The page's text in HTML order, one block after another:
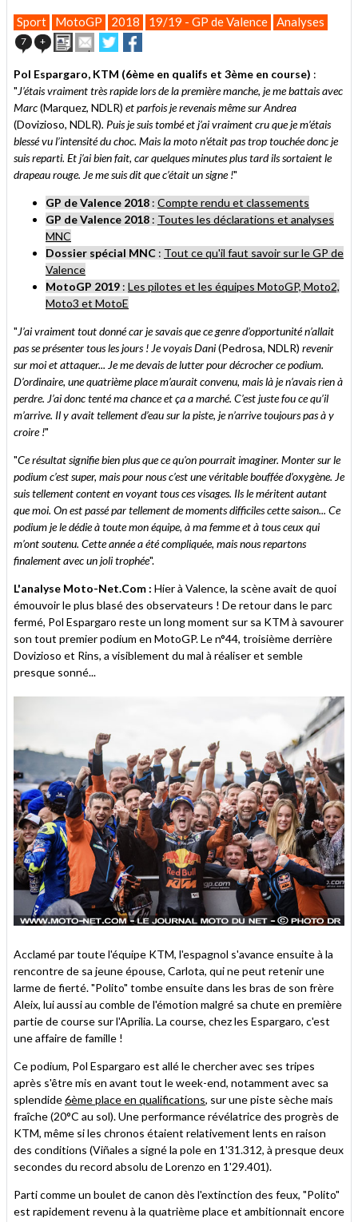
Sport MotoGP 2018 19/19 - GP de Valence Analyses
7 + ImprimerEnvoyer
cet
article
à
un
ami
Partager
sur
Twitter
sur
Facebook
Pol Espargaro, KTM (6ème en qualifs et 3ème en course) :
"J’étais vraiment très rapide lors de la première manche, je me battais avec
Marc(Marquez, NDLR) et parfois je revenais même sur Andrea
(Dovizioso, NDLR). Puis je suis tombé et j’ai vraiment cru que je m’étais
blessé vu l’intensité du choc. Mais la moto n'était pas trop touchée donc je
suis reparti. Et j’ai bien fait, car quelques minutes plus tard ils sortaient le
drapeau rouge. Je me suis dit que c’était un signe !"
GP de Valence 2018 : Compte rendu et classements
GP de Valence 2018 : Toutes les déclarations et analyses
MNC
Dossier spécial MNC : Tout ce qu'il faut savoir sur le GP de
Valence
MotoGP 2019 : Les pilotes et les équipes MotoGP, Moto2,
Moto3 et MotoE
"J’ai vraiment tout donné car je savais que ce genre d’opportunité n’allait
pas se présenter tous les jours ! Je voyais Dani(Pedrosa, NDLR) revenir
sur moi et attaquer... Je me devais de lutter pour décrocher ce podium.
D’ordinaire, une quatrième place m’aurait convenu, mais là je n’avais rien à
perdre. J’ai donc tenté ma chance et ça a marché. C’est juste fou ce qu’il
m’arrive. Il y avait tellement d’eau sur la piste, je n’arrive toujours pas à y
croire !"
"Ce résultat signifie bien plus que ce qu'on pourrait imaginer. Monter sur le
podium c’est super, mais pour nous c’est une véritable bouffée d’oxygène. Je
suis tellement content en voyant tous ces visages. Ils le méritent autant
que moi. On est passé par tellement de moments difficiles cette saison... Ce
podium je le dédie à toute mon équipe, à ma femme et à tous ceux qui
m’ont soutenu. Cette année a été compliquée, mais nous repartons
finalement avec un joli trophée".
L'analyse Moto-Net.Com : Hier à Valence, la scène avait de quoi
émouvoir le plus blasé des observateurs ! De retour dans le parc
fermé, Pol Espargaro reste un long moment sur sa KTM à savourer
son tout premier podium en MotoGP. Le n°44, troisième derrière
Dovizioso et Rins, a visiblement du mal à réaliser et semble
presque sonné...
Acclamé par toute l'équipe KTM, l'espagnol s'avance ensuite à la
rencontre de sa jeune épouse, Carlota, qui ne peut retenir une
larme de fierté. "Polito" tombe ensuite dans les bras de son frère
Aleix, lui aussi au comble de l'émotion malgré sa chute en première
partie de course sur l'Aprilia. La course, chez les Espargaro, c'est
une affaire de famille !
Ce podium, Pol Espargaro est allé le chercher avec ses tripes
après s'être mis en avant tout le week-end, notamment avec sa
splendide6ème place en qualifications, sur une piste sèche mais
fraîche (20°C au sol). Une performance révélatrice des progrès de
KTM, même si les chronos étaient relativement lents en raison
des conditions (Viñales a signé la pole en 1'31.312, à presque deux
secondes du record absolu de Lorenzo en 1'29.401).
Parti comme un boulet de canon dès l'extinction des feux, "Polito"
est rapidement revenu à la quatrième place et ambitionnait encore